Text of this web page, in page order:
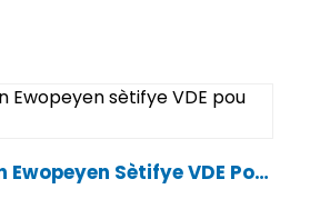
Ewopeyen Sètifye VDE Pou